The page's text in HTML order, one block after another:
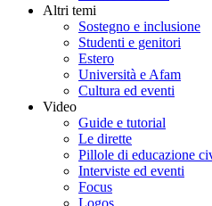
Altri temi
Sostegno e inclusione
Studenti e genitori
Estero
Università e Afam
Cultura ed eventi
Video
Guide e tutorial
Le dirette
Pillole di educazione
Interviste ed eventi
Focus
Logos